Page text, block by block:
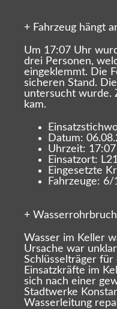
+ Fahrzeug hängt
Um 17:07 Uhr
drei Personen,
eingeklemmt. Die
sicheren Stand.
untersucht wurde.
kam.
Datum:
Uhrzeit:
Einsatzort:
Eingesetzte
Fahrzeuge:
+
Wasser im Keller
Ursache war
Schlüsselträger für
Einsatzkräfte im
sich nach einer
Stadtwerke
Wasserleitung